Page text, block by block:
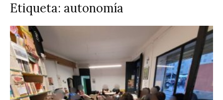
Etiqueta: autonomía